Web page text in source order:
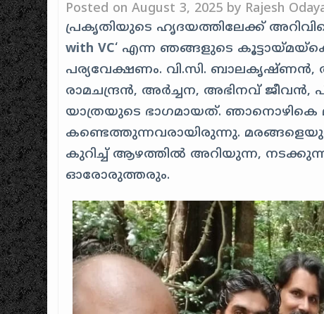
Posted onAugust 3, 2025 by Rajesh
പ്രകൃതിയുടെ ഹൃദയത്തിലേക്ക്
with VC‘ എന്ന ഞങ്ങളുടെ
പര്യവേക്ഷണം. വി.സി.
രാമചന്ദ്രൻ, അർച്ചന, അഭിനവ്
യാത്രയുടെ ഭാഗമായത്. ഞാനൊഴികെ
കണ്ടെത്തുന്നവരായിരുന്നു.
കുറിച്ച് ആഴത്തിൽ അറിയുന്ന,
ഓരോരുത്തരും.